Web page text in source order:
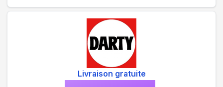
Livraison gratuite